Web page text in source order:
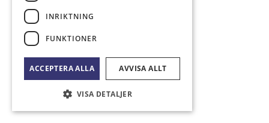
INRIKTNING
FUNKTIONER
ACCEPTERA ALLA AVVISA ALLT
VISA DETALJER